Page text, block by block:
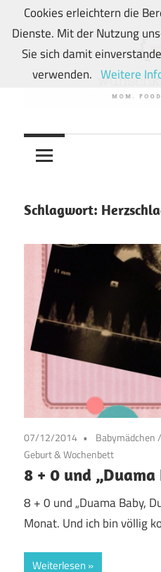
Zum
Inhalt
springen
Wunschkindern
und
Mein
Food-
und
Travelblog
Schlagwort:
07/12/2014 Babymädchen/
Geburt & Wochenbett
8 + 0 und
8 + 0 und „Duama Baby,
Monat. Und ich bin völlig
Weiterlesen
Cookies erleichtern die
Dienste. Mit der Nutzung
Sie sich damit
verwenden. Weitere